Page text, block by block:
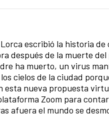
escribió la historia de
después de la muerte del
ha muerto, un virus
cielos de la ciudad
esta nueva propuesta
Zoom para
afuera el mundo se